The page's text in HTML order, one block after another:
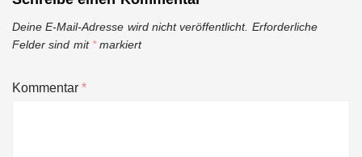
Deine E-Mail-Adresse wird nicht veröffentlicht. Erforderliche
Felder sind mit *markiert
Kommentar*